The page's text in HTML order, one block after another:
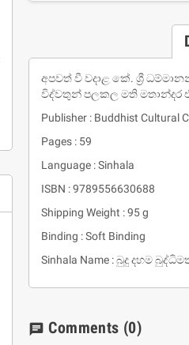
අපවත් වී වදාළ කේ. ශ්‍රී
විද්වතුන් පලකල මති මතාන්දර
Publisher : Buddhist Cultural
Pages : 59
Language : Sinhala
ISBN : 9789556630688
Shipping Weight : 95 g
Binding : Soft Binding
Sinhala Name : බුදු දහම
chat Comments (0)